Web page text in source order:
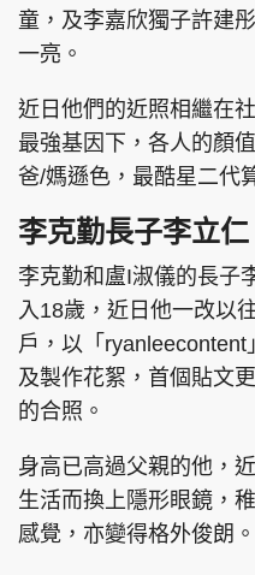
頭條日報
親子王
關於我們
童，及李嘉欣獨子許建
一亮。
近日他們的近照相繼在
最強基因下，各人的顏
爸/媽遜色，最酷星二代
李克勤長子李立
李克勤和盧I淑儀的長子
入18歲，近日他一改以
戶，以「
及製作花絮，首個貼文
的合照。
身高已高過父親的他，
生活而換上隱形眼鏡，
感覺，亦變得格外俊朗。